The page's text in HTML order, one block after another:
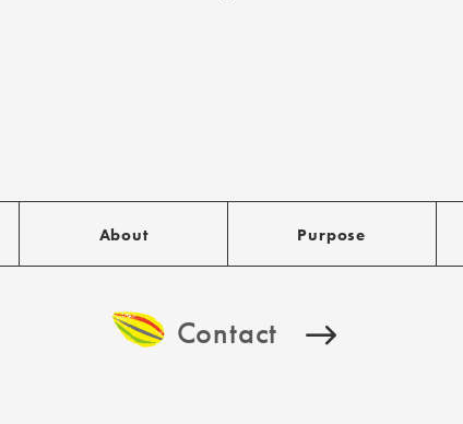
About Purpose
Contact